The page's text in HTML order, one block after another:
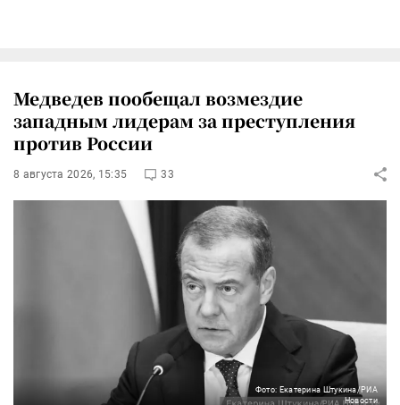
Медведев пообещал возмездие
западным лидерам за преступления
против России
8 августа 2026, 15:35 33
Фото: Екатерина Штукина/РИА
Новости